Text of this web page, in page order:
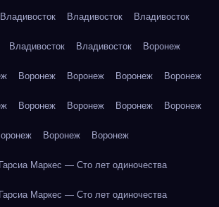
Владивосток Владивосток Владивосток
Владивосток Владивосток Воронеж
Воронеж Воронеж Воронеж Воронеж
Воронеж Воронеж Воронеж Воронеж
Воронеж Воронеж
Маркес — Сто лет одиночества
Маркес — Сто лет одиночества